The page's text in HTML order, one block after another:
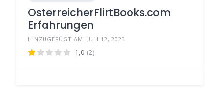
OsterreicherFlirtBooks.com
Erfahrungen
HINZUGEFÜGT AM: JULI 12, 2023
1,0 (2)